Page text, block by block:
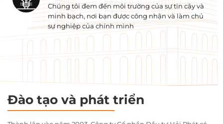
Chúng tôi đem đến môi trường của sự tin cậy và
minh bạch, nơi bạn được công nhận và làm chủ
sự nghiệp của chính mình
Đào tạo và phát triển